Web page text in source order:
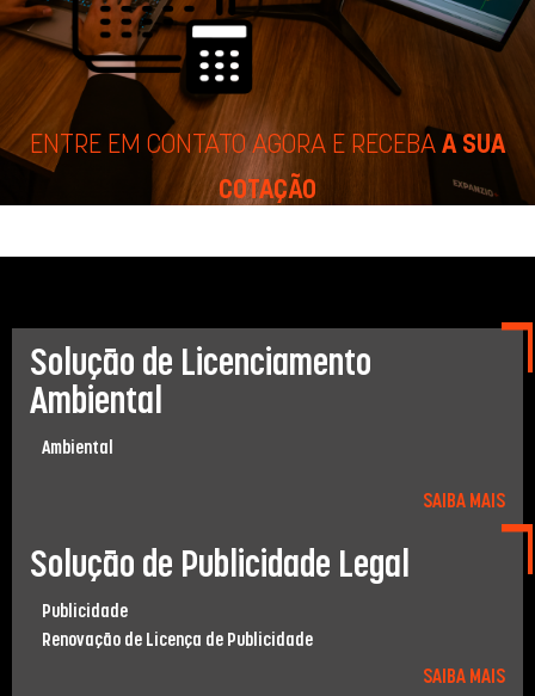
ENTRE EM CONTATO AGORA E RECEBA A SUA
COTAÇÃO
Solução de Licenciamento
Ambiental
Ambiental
SAIBA MAIS
Solução de Publicidade Legal
Publicidade
Renovação de Licença de Publicidade
SAIBA MAIS